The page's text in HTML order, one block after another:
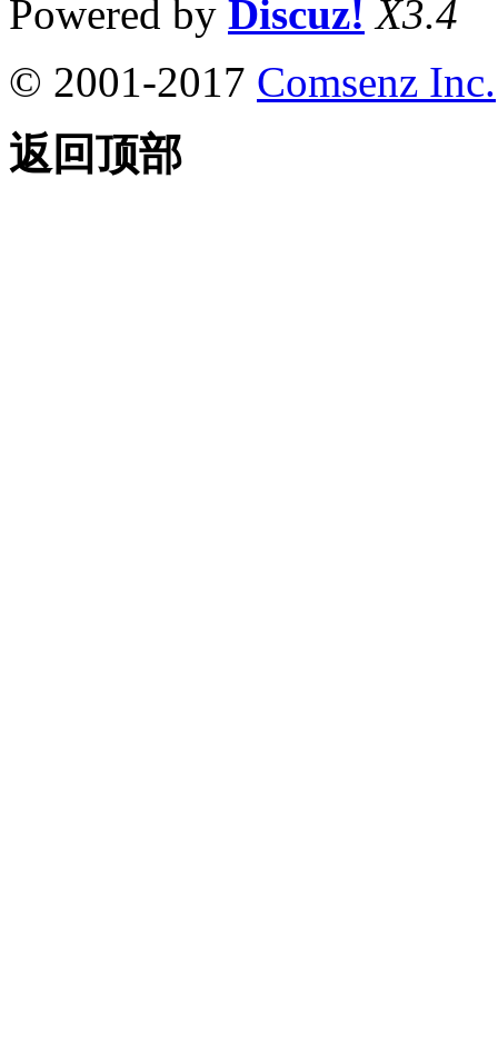
Powered by Discuz! X3.4
© 2001-2017 Comsenz Inc.
返回顶部